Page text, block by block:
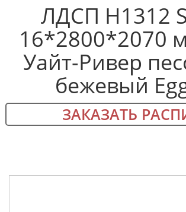
ЛДСП H1312
16*2800*2070
Уайт-Ривер
бежевый
ЗАКАЗАТЬ